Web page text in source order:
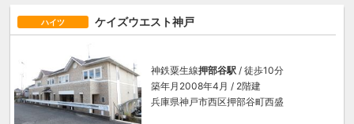
ハイツ ケイズウエスト神戸
神鉄粟生線押部谷駅/ 徒歩10分
築年月2008年4月 / 2階建
兵庫県神戸市西区押部谷町西盛